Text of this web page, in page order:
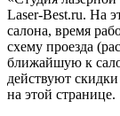
Laser-Best.ru. На
салона, время
схему проезда
ближайшую к
действуют
на этой странице.